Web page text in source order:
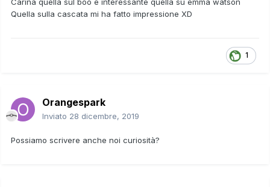
Quella sulla cascata mi ha fatto impressione XD
1
Orangespark
Inviato 28 dicembre, 2019
Possiamo scrivere anche noi curiosità?